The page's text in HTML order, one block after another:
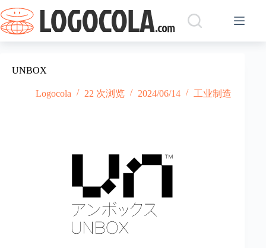
过
内
容
UNBOX
Logocola 22 次浏览 2024/06/14 工业制造